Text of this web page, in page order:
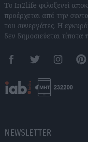
Το In2life φιλοξενεί
προέρχεται από την
του συνεργάτες. Η
δεν δημοσιεύεται τίποτα
FacebookTwitter Instagram
NEWSLETTER